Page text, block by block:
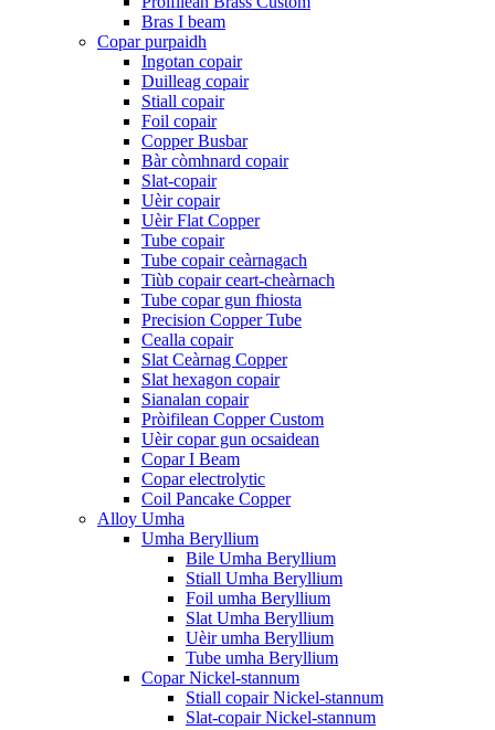
Bras I beam
Copar purpaidh
Ingotan copair
Duilleag copair
Stiall copair
Foil copair
Copper Busbar
Bàr còmhnard copair
Slat-copair
Uèir copair
Uèir Flat Copper
Tube copair
Tube copair ceàrnagach
Tiùb copair ceart-cheàrnach
Tube copar gun fhiosta
Precision Copper Tube
Cealla copair
Slat Ceàrnag Copper
Slat hexagon copair
Sianalan copair
Pròifilean Copper Custom
Uèir copar gun ocsaidean
Copar I Beam
Copar electrolytic
Coil Pancake Copper
Alloy Umha
Umha Beryllium
Bile Umha Beryllium
Stiall Umha Beryllium
Foil umha Beryllium
Slat Umha Beryllium
Uèir umha Beryllium
Tube umha Beryllium
Copar Nickel-stannum
Stiall copair Nickel-stannum
Slat-copair Nickel-stannum